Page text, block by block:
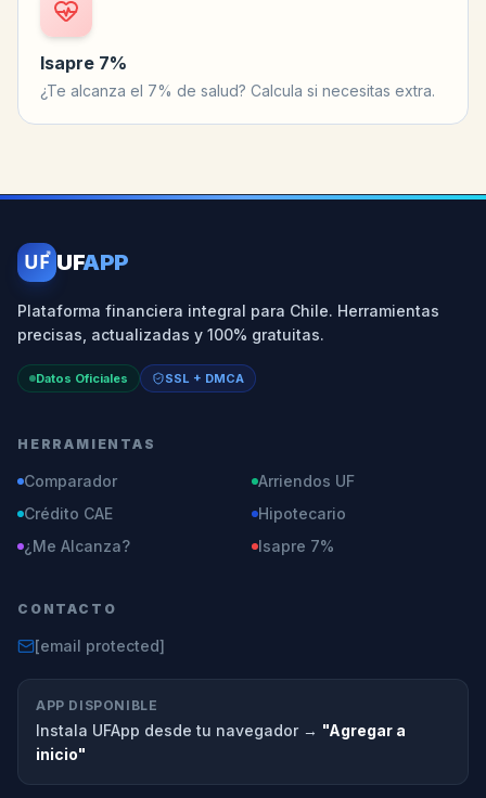
Isapre 7%
¿Te alcanza el 7% de salud? Calcula si necesitas extra.
UF UFAPP
Plataforma financiera integral para Chile. Herramientas
precisas, actualizadas y 100% gratuitas.
Datos Oficiales SSL + DMCA
HERRAMIENTAS
Comparador
Arriendos UF
Crédito CAE
Hipotecario
¿Me Alcanza?
Isapre 7%
CONTACTO
[email protected]
APP DISPONIBLE
Instala UFApp desde tu navegador → "Agregar a
inicio"